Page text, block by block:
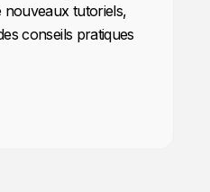
nouveaux tutoriels,
conseils pratiques